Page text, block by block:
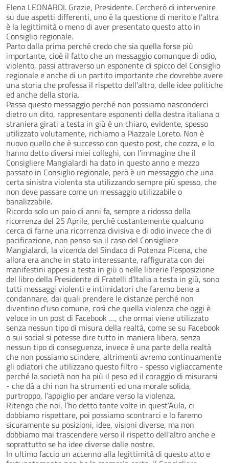
Elena LEONARDI. Grazie, Presidente. Cercherò di intervenire
su due aspetti differenti, uno è la questione di merito e l'altra
è la legittimità o meno di aver presentato questo atto in
Consiglio regionale.
Parto dalla prima perché credo che sia quella forse più
importante, cioè il fatto che un messaggio comunque di odio,
violento, passi attraverso un esponente di spicco del Consiglio
regionale e anche di un partito importante che dovrebbe avere
una storia che professa il rispetto dell'altro, delle idee politiche
ed anche della storia.
Passa questo messaggio perché non possiamo nasconderci
dietro un dito, rappresentare esponenti della destra italiana o
straniera girati a testa in giù è un chiaro, evidente, spesso
utilizzato volutamente, richiamo a Piazzale Loreto. Non è
nuovo quello che è successo con questo post, che cozza, e lo
hanno detto diversi miei colleghi, con l'immagine che il
Consigliere Mangialardi ha dato in questo anno e mezzo
passato in Consiglio regionale, però è un messaggio che una
certa sinistra violenta sta utilizzando sempre più spesso, che
non deve passare come un messaggio utilizzabile o
banalizzabile.
Ricordo solo un paio di anni fa, sempre a ridosso della
ricorrenza del 25 Aprile, perché costantemente qualcuno
cerca di farne una ricorrenza divisiva e di odio invece che di
pacificazione, non penso sia il caso del Consigliere
Mangialardi, la vicenda del Sindaco di Potenza Picena, che
allora era anche in stato interessante, raffigurata con dei
manifestini appesi a testa in giù o nelle librerie l’esposizione
del libro della Presidente di Fratelli d’Italia a testa in giù, sono
tutti messaggi violenti e intimidatori che faremo bene a
condannare, dai quali prendere le distanze perché non
diventino d'uso comune, così che quella violenza che oggi è
veloce in un post di Facebook …, che ormai viene utilizzato
senza nessun tipo di misura della realtà, come se su Facebook
o sui social si potesse dire tutto in maniera libera, senza
nessun tipo di conseguenza, invece è una parte della realtà
che non possiamo scindere, altrimenti avremo continuamente
gli odiatori che utilizzano questo filtro - spesso vigliaccamente
perché la società non ha più il peso ed il coraggio di misurarsi
- che dà a chi non ha strumenti ed una morale solida,
purtroppo, l’appiglio per andare verso la violenza.
Ritengo che noi, l’ho detto tante volte in quest’Aula, ci
dobbiamo rispettare, poi possiamo scontrarci e lo faremo
sicuramente su posizioni, idee, visioni diverse, ma non
dobbiamo mai trascendere verso il rispetto dell'altro anche e
soprattutto se ha idee diverse dalle nostre.
In ultimo faccio un accenno alla legittimità di questo atto e